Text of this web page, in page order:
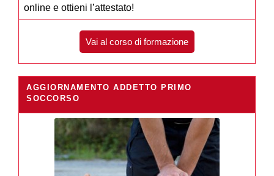
online e ottieni l’attestato!
Vai al corso di formazione
AGGIORNAMENTO ADDETTO PRIMO
SOCCORSO